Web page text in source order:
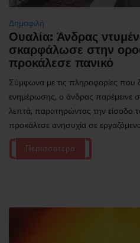
Δημοφιλή
Ουαλία: Άνδρας
σκαρφάλωσε στην
προκάλεσε πανικό
Σύμφωνα με τις πληροφορίες που
ενημέρωσης, ο άνδρας παρέμεινε
λεπτά, παρατηρώντας την είσοδο
προκάλεσε ανησυχία σε
Περισσότερα